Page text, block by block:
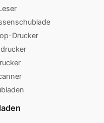
Drucker